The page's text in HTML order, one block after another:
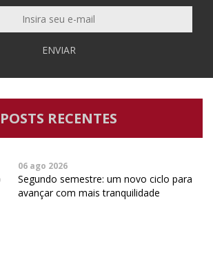
ENVIAR
POSTS RECENTES
06 ago 2026
Segundo semestre: um novo ciclo para
avançar com mais tranquilidade